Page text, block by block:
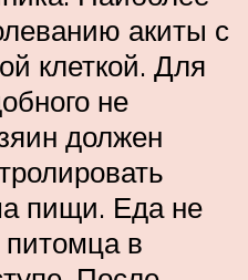
акиты с
клеткой. Для
не
должен
пищи. Еда не
в